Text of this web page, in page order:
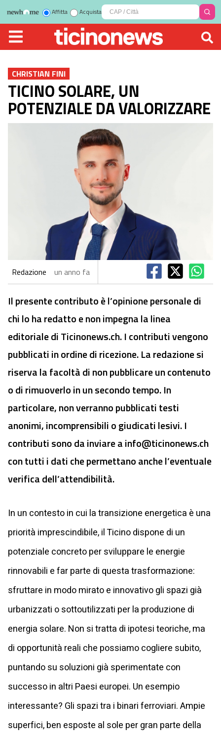
Affitta Acquista
CHRISTIAN FINI
TICINO SOLARE, UN
POTENZIALE DA VALORIZZARE
Redazione un anno fa
Il presente contributo è l’opinione personale di
chi lo ha redatto e non impegna la linea
editoriale di Ticinonews.ch. I contributi vengono
pubblicati in ordine di ricezione. La redazione si
riserva la facoltà di non pubblicare un contenuto
o di rimuoverlo in un secondo tempo. In
particolare, non verranno pubblicati testi
anonimi, incomprensibili o giudicati lesivi. I
contributi sono da inviare ainfo@ticinonews.ch
con tutti i dati che permettano anche l’eventuale
verifica dell’attendibilità.
In un contesto in cui la transizione energetica è una
priorità imprescindibile, il Ticino dispone di un
potenziale concreto per sviluppare le energie
rinnovabili e far parte di questa trasformazione:
sfruttare in modo mirato e innovativo gli spazi già
urbanizzati o sottoutilizzati per la produzione di
energia solare. Non si tratta di ipotesi teoriche, ma
di opportunità reali che possiamo cogliere subito,
puntando su soluzioni già sperimentate con
successo in altri Paesi europei. Un esempio
interessante? Gli spazi tra i binari ferroviari. Ampie
superfici, ben esposte al sole per gran parte della